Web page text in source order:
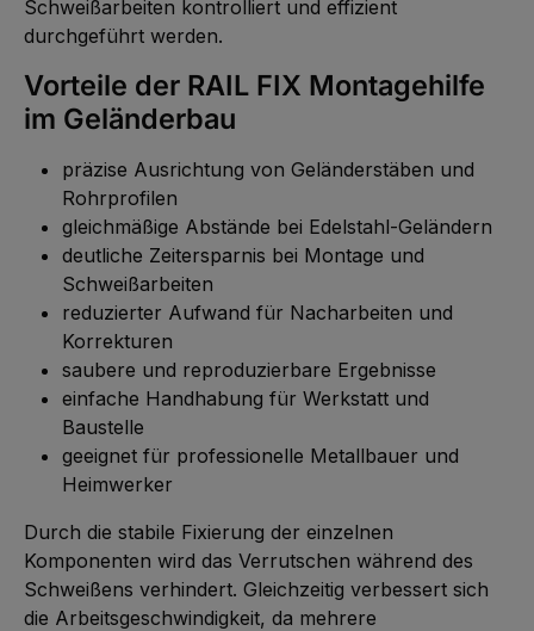
Schweißarbeiten kontrolliert und effizient
durchgeführt werden.
Vorteile der RAIL FIX Montagehilfe
im Geländerbau
präzise Ausrichtung von Geländerstäben und
Rohrprofilen
gleichmäßige Abstände bei Edelstahl-Geländern
deutliche Zeitersparnis bei Montage und
Schweißarbeiten
reduzierter Aufwand für Nacharbeiten und
Korrekturen
saubere und reproduzierbare Ergebnisse
einfache Handhabung für Werkstatt und
Baustelle
geeignet für professionelle Metallbauer und
Heimwerker
Durch die stabile Fixierung der einzelnen
Komponenten wird das Verrutschen während des
Schweißens verhindert. Gleichzeitig verbessert sich
die Arbeitsgeschwindigkeit, da mehrere